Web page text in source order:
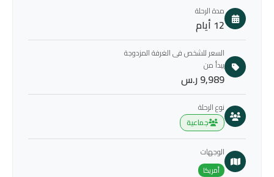
مدة الرحلة
12 أيام
السعر للشخص فى الغرفة المزدوجة
يبدأ من
9,989 ر.س
نوع الرحلة
جماعية
الوجهات
أمريكا